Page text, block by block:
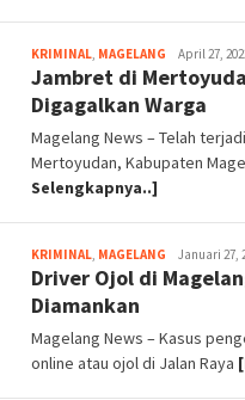
KRIMINAL, MAGELANG April 27,
Jambret di
Digagalkan Warga
Magelang News – Telah
Mertoyudan, Kabupaten
Selengkapnya..]
KRIMINAL, MAGELANG Januari 27,
Driver Ojol di
Diamankan
Magelang News – Kasus
online atau ojol di Jalan Raya